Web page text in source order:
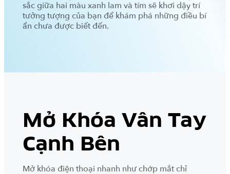
sắc giữa hai màu xanh lam và tím sẽ khơi dậy trí
tưởng tượng của bạn để khám phá những điều bí
ẩn chưa được biết đến.
Mở Khóa Vân Tay
Cạnh Bên
Mở khóa điện thoại nhanh như chớp mắt chỉ